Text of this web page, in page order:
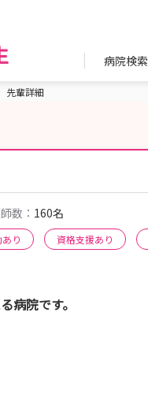
病院検索
先輩詳細
数： 160名
り 資格支援あり
病院です。